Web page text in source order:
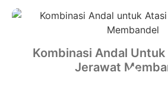
Kombinasi Andal Untuk
Jerawat